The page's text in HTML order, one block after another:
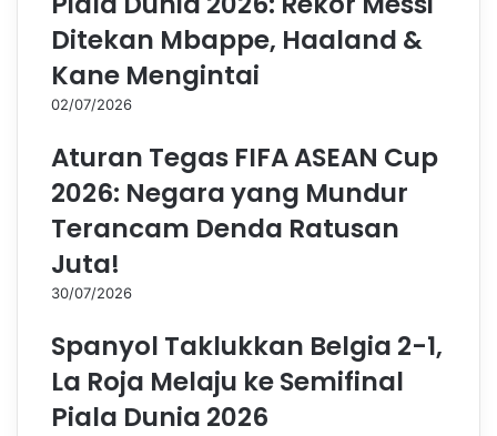
Ditekan Mbappe, Haaland &
Kane Mengintai
02/07/2026
Aturan Tegas FIFA ASEAN Cup
2026: Negara yang Mundur
Terancam Denda Ratusan
Juta!
30/07/2026
Spanyol Taklukkan Belgia 2-1,
La Roja Melaju ke Semifinal
Piala Dunia 2026